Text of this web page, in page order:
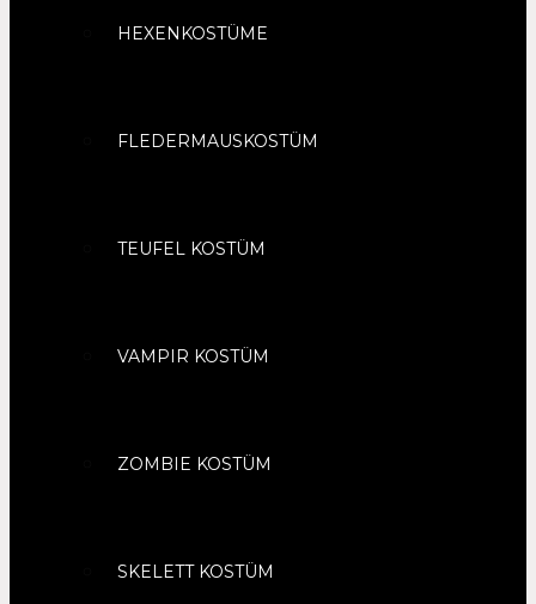
HEXENKOSTÜME
FLEDERMAUSKOSTÜM
TEUFEL KOSTÜM
VAMPIR KOSTÜM
ZOMBIE KOSTÜM
SKELETT KOSTÜM